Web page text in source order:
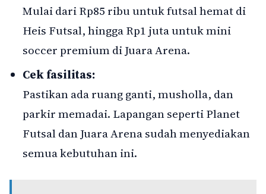
Mulai dari Rp85 ribu untuk futsal hemat di
Heis Futsal, hingga Rp1 juta untuk mini
soccer premium di Juara Arena.
Cek fasilitas:
Pastikan ada ruang ganti, musholla, dan
parkir memadai. Lapangan seperti Planet
Futsal dan Juara Arena sudah menyediakan
semua kebutuhan ini.